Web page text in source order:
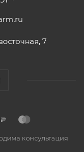
7
консультация